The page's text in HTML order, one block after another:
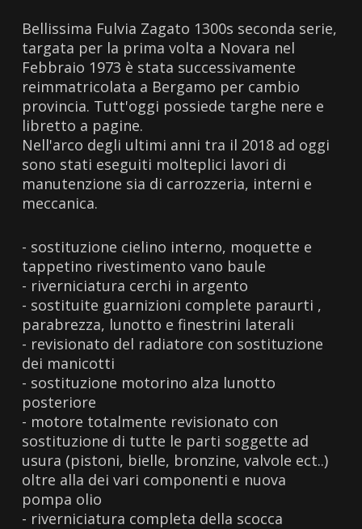
Bellissima Fulvia Zagato 1300s seconda serie,
targata per la prima volta a Novara nel
Febbraio 1973 è stata successivamente
reimmatricolata a Bergamo per cambio
provincia. Tutt'oggi possiede targhe nere e
libretto a pagine.
Nell'arco degli ultimi anni tra il 2018 ad oggi
sono stati eseguiti molteplici lavori di
manutenzione sia di carrozzeria, interni e
meccanica.
- sostituzione cielino interno, moquette e
tappetino rivestimento vano baule
- riverniciatura cerchi in argento
- sostituite guarnizioni complete paraurti ,
parabrezza, lunotto e finestrini laterali
- revisionato del radiatore con sostituzione
dei manicotti
- sostituzione motorino alza lunotto
posteriore
- motore totalmente revisionato con
sostituzione di tutte le parti soggette ad
usura (pistoni, bielle, bronzine, valvole ect..)
oltre alla dei vari componenti e nuova
pompa olio
- riverniciatura completa della scocca